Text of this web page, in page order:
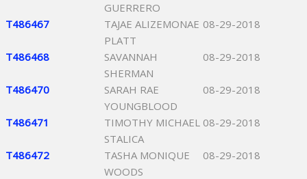
GUERRERO
T486467
TAJAE ALIZEMONAE
PLATT
08-29-2018
T486468
SAVANNAH
SHERMAN
08-29-2018
T486470
SARAH RAE
YOUNGBLOOD
08-29-2018
T486471
TIMOTHY MICHAEL
STALICA
08-29-2018
T486472
TASHA MONIQUE
WOODS
08-29-2018